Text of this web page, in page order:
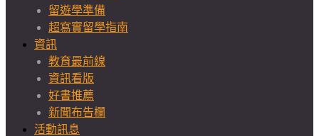
留遊學準備
超寫實留學指南
資訊
教育最前線
資訊看版
好書推薦
新聞布告欄
活動訊息